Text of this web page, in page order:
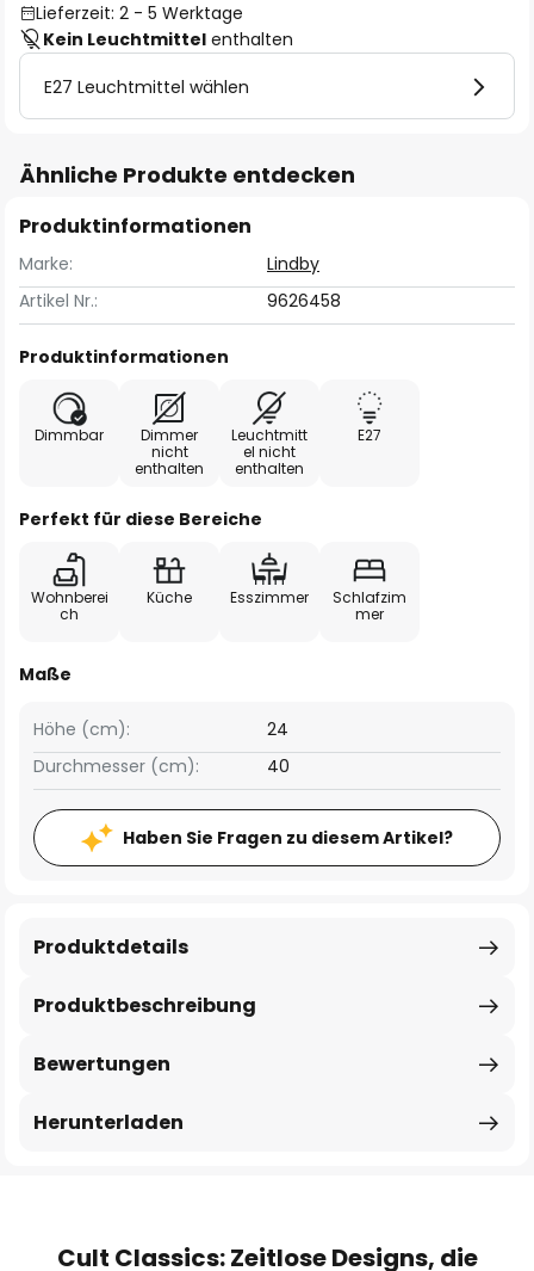
Lieferzeit: 2 - 5 Werktage
Kein Leuchtmittel enthalten
E27 Leuchtmittel wählen
Ähnliche Produkte entdecken
Produktinformationen
Marke:
Lindby
Artikel Nr.:
9626458
Produktinformationen
Dimmbar
Dimmer
nicht
enthalten
Leuchtmitt
el nicht
enthalten
E27
Perfekt für diese Bereiche
Wohnberei
ch
Küche Esszimmer
Schlafzim
mer
Maße
Höhe (cm):
24
Durchmesser (cm):
40
Haben Sie Fragen zu diesem Artikel?
Produktbeschreibung
Produktdetails
Bewertungen
Herunterladen
Cult Classics: Zeitlose Designs, die